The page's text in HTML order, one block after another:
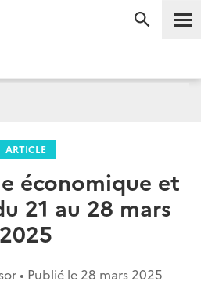
ARTICLE
économique et
21 au 28 mars
2025
• Publié le 28 mars 2025